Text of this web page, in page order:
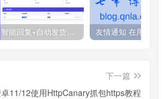
下一篇
11/12使用HttpCanary抓包https教程